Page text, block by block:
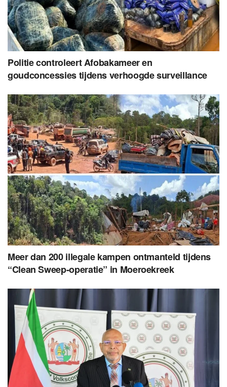
Politie controleert Afobakameer en
goudconcessies tijdens verhoogde surveillance
Meer dan 200 illegale kampen ontmanteld tijdens
“Clean Sweep-operatie” in Moeroekreek